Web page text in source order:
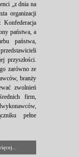
„z dnia na
organizacji
państwa, a
państwa,
przyszłości.
zarówno ze
branży
zwolnień
firm,
pełne